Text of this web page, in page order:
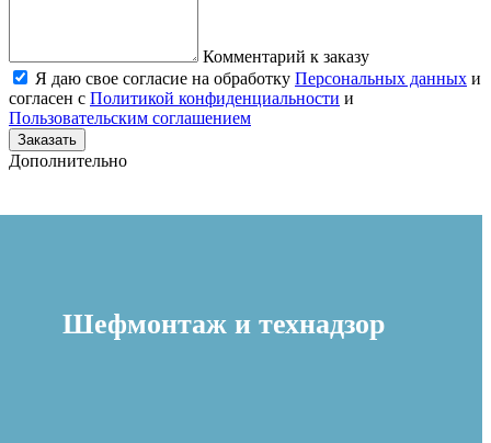
Комментарий к заказу
Я даю свое согласие на обработку Персональных данных и
согласен с Политикой конфиденциальности и
Пользовательским соглашением
Заказать
Дополнительно
Шефмонтаж и технадзор